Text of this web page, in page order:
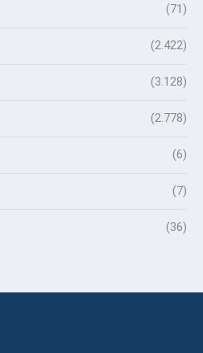
(71)
(2.422)
(3.128)
(2.778)
(6)
(7)
(36)